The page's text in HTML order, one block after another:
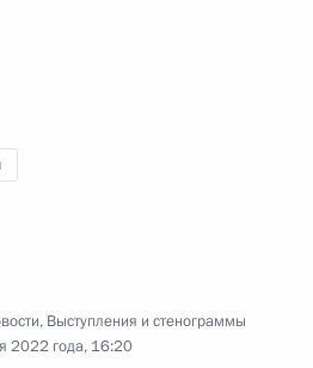
, Выступления и стенограммы
2022 года, 16:20